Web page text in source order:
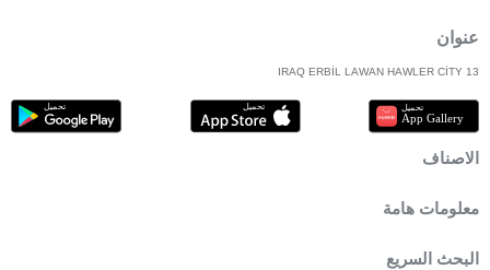
عنوان
IRAQ ERBİL LAWAN HAWLER CİTY 13
الاصناف
معلومات هامة
البحث السريع